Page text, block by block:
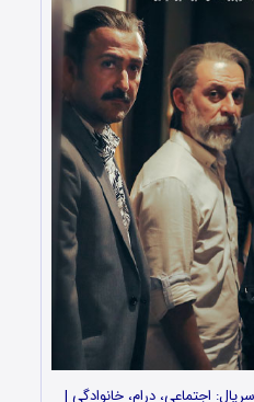
اجتماعی، درام، خانوادگی |